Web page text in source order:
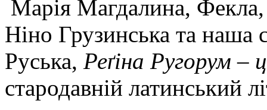
Марія Магдалина, Фекла,
Ніно Грузинська та наша
Руська, Реґіна Ругорум –
стародавній латинський